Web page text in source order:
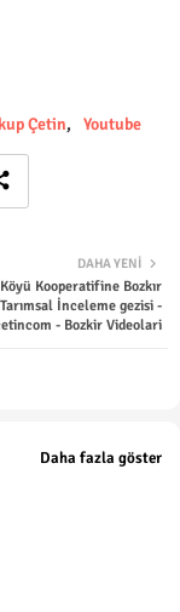
Çetin Youtube
DAHA YENI
Kooperatifine Bozkır
Tarımsal İnceleme gezisi -
- Bozkir Videolari
Daha fazla göster